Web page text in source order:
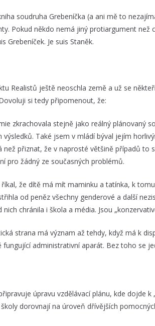
soudruha Grebeníčka (a ani mě to
Pokud někdo nemá jiný protiargument než
Grebeníček. Je suis Staněk.
Realistů ještě neoschla země a už se
si tedy připomenout, že:
zkrachovala stejně jako reálný plánovaný
výsledků. Také jsem v mládí býval jejím
než přiznat, že v naprosté většině případů to
pro žádný ze současných problémů.
že dítě má mít maminku a tatínka, k
od peněz všechny genderové a další
chránila i škola a média. Jsou
strana má význam až tehdy, když má k
fungující administrativní aparát. Bez toho se
úpravu vzdělávací plánu, kde dojde k
dorovnají na úroveň dřívějších